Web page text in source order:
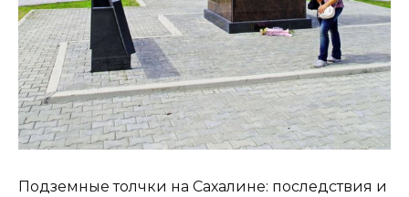
Подземные толчки на Сахалине: последствия и